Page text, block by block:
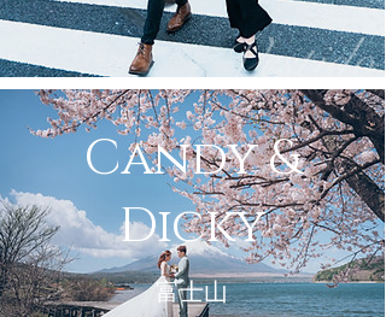
Candy &
Dicky
富士山